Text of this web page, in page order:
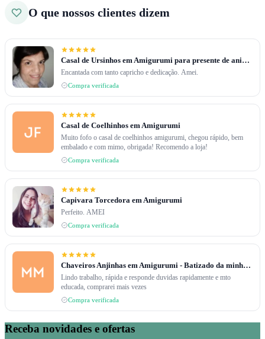
O que nossos clientes dizem
Casal de Ursinhos em Amigurumi para presente de aniversário.
Encantada com tanto capricho e dedicação. Amei.
Compra verificada
Casal de Coelhinhos em Amigurumi
Muito fofo o casal de coelhinhos amigurumi, chegou rápido, bem
embalado e com mimo, obrigada! Recomendo a loja!
Compra verificada
Capivara Torcedora em Amigurumi
Perfeito. AMEI
Compra verificada
Chaveiros Anjinhas em Amigurumi - Batizado da minha filha.
Lindo trabalho, rápida e responde duvidas rapidamente e mto
educada, comprarei mais vezes
Compra verificada
Receba novidades e ofertas